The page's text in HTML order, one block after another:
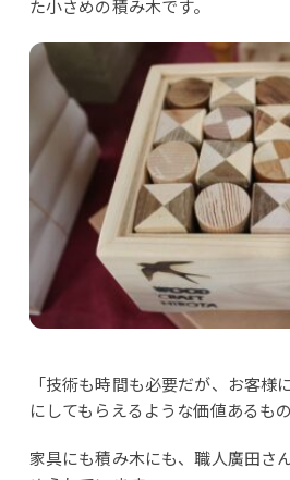
た小さめの積み木です。
「技術も時間も必要だが、お客様
にしてもらえるような価値あるも
家具にも積み木にも、職人廣田さ